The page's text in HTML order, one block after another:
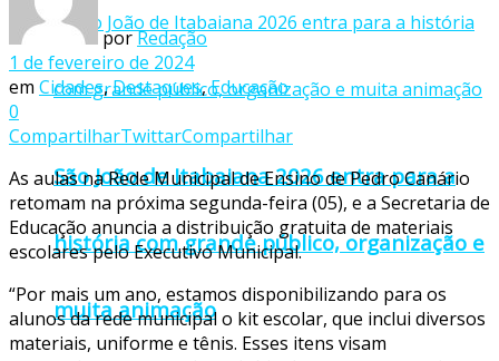
São João de Itabaiana 2026 entra para a
história com grande público, organização e
muita animação
porRedação
1 de fevereiro de 2024
em Cidades,Destaques,Educação
0
CompartilharTwittarCompartilhar
As aulas na Rede Municipal de Ensino de Pedro Canário
retomam na próxima segunda-feira (05), e a Secretaria de
Educação anuncia a distribuição gratuita de materiais
escolares pelo Executivo Municipal.
“Por mais um ano, estamos disponibilizando para os
alunos da rede municipal o kit escolar, que inclui diversos
materiais, uniforme e tênis. Esses itens visam